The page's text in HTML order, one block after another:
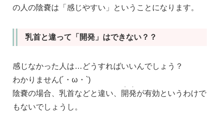
の人の陰嚢は「感じやすい」ということになります。
乳首と違って「開発」はできない？？
感じなかった人は…どうすればいいんでしょう？
わかりません(´・ω・`)
陰嚢の場合、乳首などと違い、
開
・
発
・
が有効というわけで
もないでしょうし。